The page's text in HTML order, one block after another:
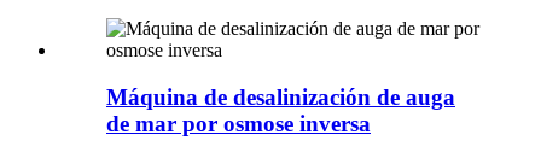
Máquina de desalinización de auga
de mar por osmose inversa